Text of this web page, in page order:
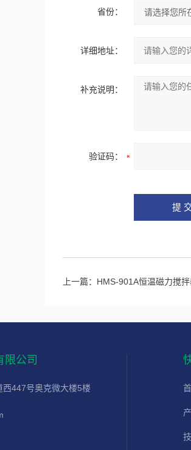
省份：
详细地址：
补充说明：
验证码：
上一篇： HMS-901A恒温磁力搅
公司
447号奥克微大楼5楼